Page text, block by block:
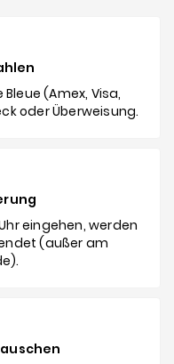
(Amex, Visa,
oder Überweisung.
eingehen, werden
(außer am